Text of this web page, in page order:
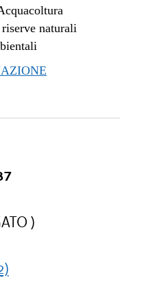
naturali
)